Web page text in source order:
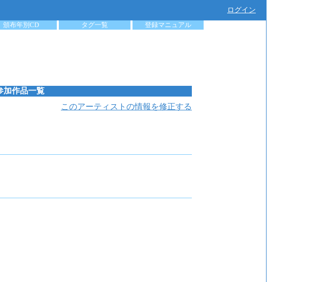
ログイン
頒布年別CD タグ一覧 登録マニュアル
加作品一覧
このアーティストの情報を修正する